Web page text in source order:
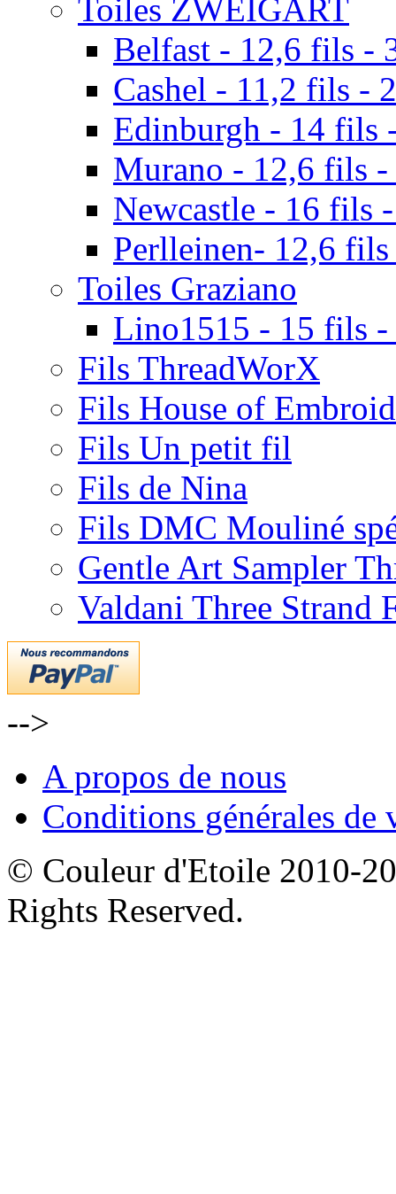
Toiles ZWEIGART
Belfast - 12,6 fils -
Cashel - 11,2 fils -
Edinburgh - 14 fils
Murano - 12,6 fils -
Newcastle - 16 fils
Perlleinen- 12,6
Toiles Graziano
Lino1515 - 15 fils -
Fils ThreadWorX
Fils House of
Fils Un petit fil
Fils de Nina
Fils DMC Mouliné
Gentle Art Sampler
Valdani Three Strand
-->
A propos de nous
Conditions générales de
© Couleur d'Etoile 2010-
Rights Reserved.